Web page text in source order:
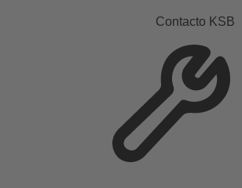
Contacto KSB